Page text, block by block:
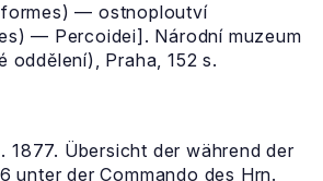
— ostnoploutví
— Percoidei]. Národní muzeum
oddělení), Praha, 152 s.
1877. Übersicht der während der
unter der Commando des Hrn.